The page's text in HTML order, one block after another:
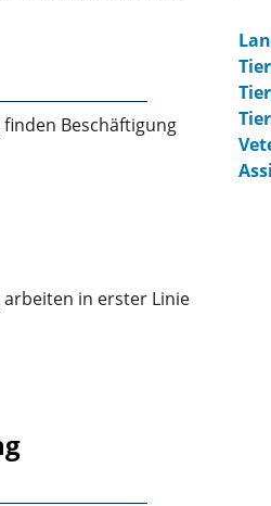
Beschäftigung
in erster Linie